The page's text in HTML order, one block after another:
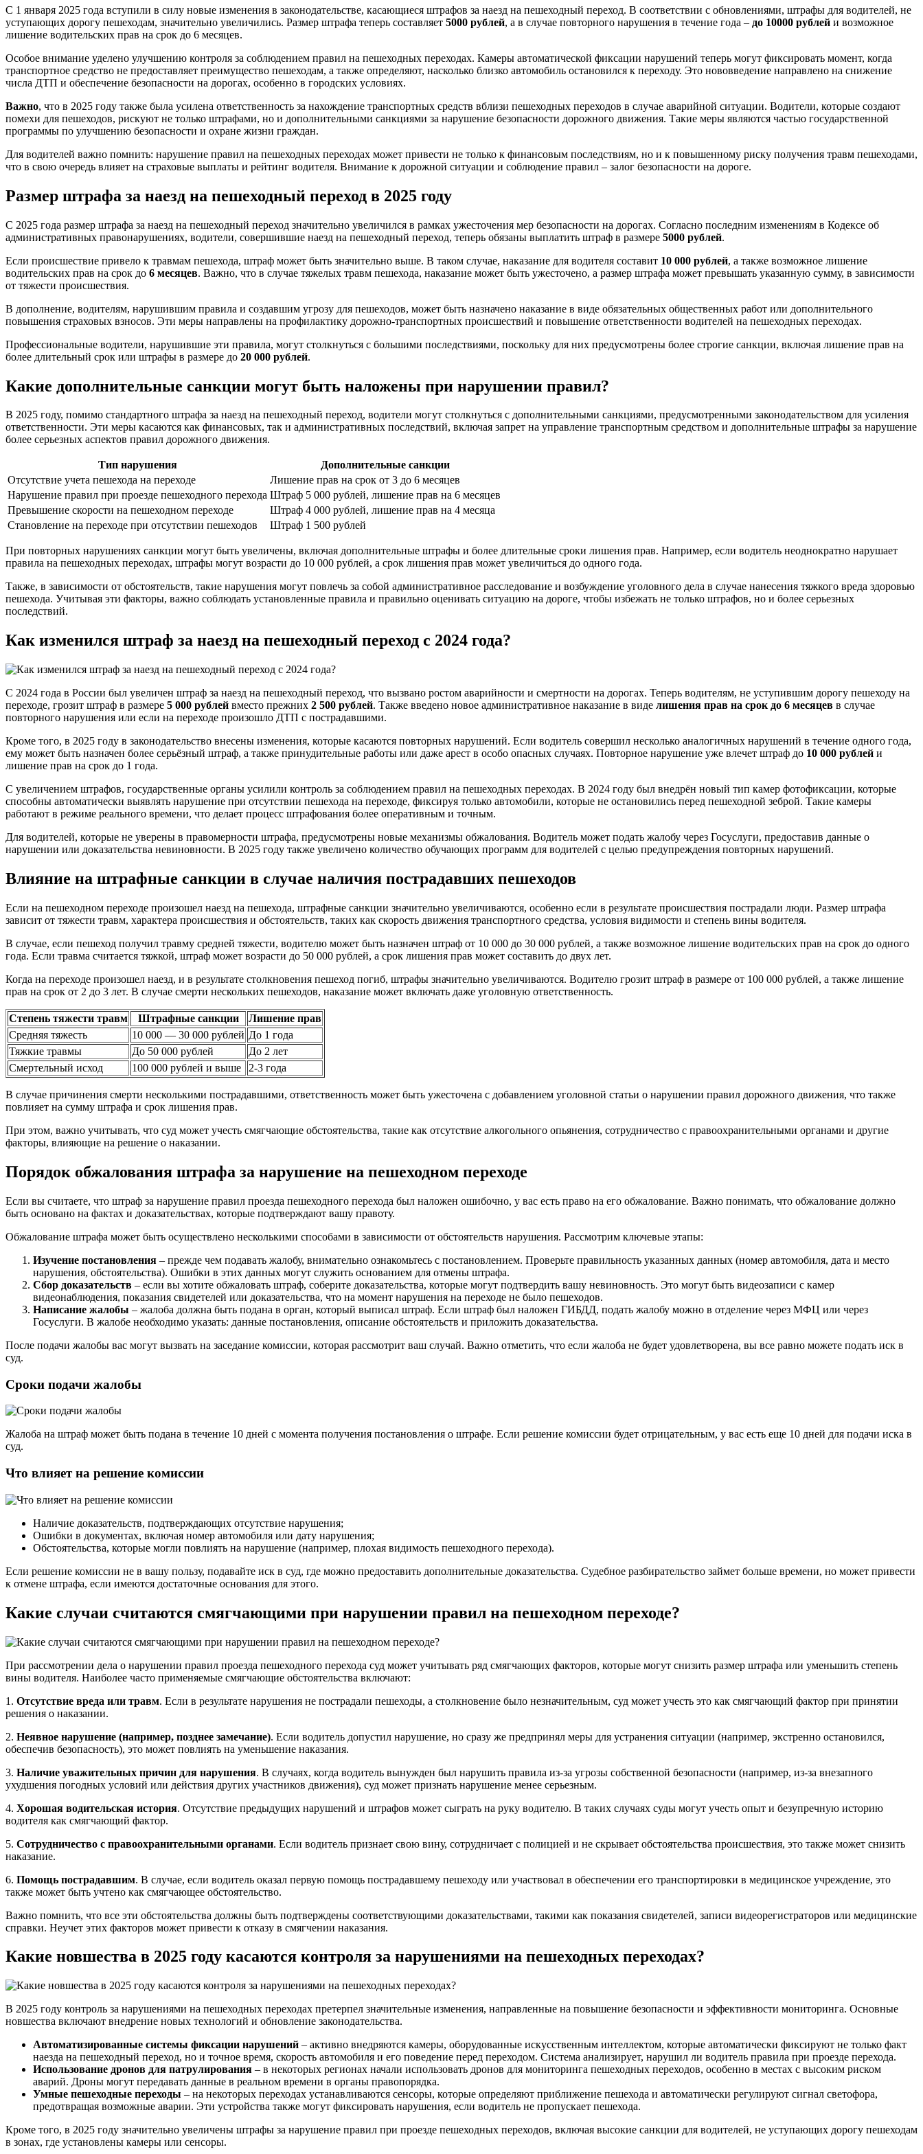
С 1 января 2025 года вступили в силу новые изменения в законодательстве, касающиеся штрафов за наезд на пешеходный переход. В соответствии с обновлениями, штрафы для водителей, не
уступающих дорогу пешеходам, значительно увеличились. Размер штрафа теперь составляет 5000 рублей, а в случае повторного нарушения в течение года – до 10000 рублей и возможное
лишение водительских прав на срок до 6 месяцев.
Особое внимание уделено улучшению контроля за соблюдением правил на пешеходных переходах. Камеры автоматической фиксации нарушений теперь могут фиксировать момент, когда
транспортное средство не предоставляет преимущество пешеходам, а также определяют, насколько близко автомобиль остановился к переходу. Это нововведение направлено на снижение
числа ДТП и обеспечение безопасности на дорогах, особенно в городских условиях.
Важно, что в 2025 году также была усилена ответственность за нахождение транспортных средств вблизи пешеходных переходов в случае аварийной ситуации. Водители, которые создают
помехи для пешеходов, рискуют не только штрафами, но и дополнительными санкциями за нарушение безопасности дорожного движения. Такие меры являются частью государственной
программы по улучшению безопасности и охране жизни граждан.
Для водителей важно помнить: нарушение правил на пешеходных переходах может привести не только к финансовым последствиям, но и к повышенному риску получения травм пешеходами,
что в свою очередь влияет на страховые выплаты и рейтинг водителя. Внимание к дорожной ситуации и соблюдение правил – залог безопасности на дороге.
Размер штрафа за наезд на пешеходный переход в 2025 году
С 2025 года размер штрафа за наезд на пешеходный переход значительно увеличился в рамках ужесточения мер безопасности на дорогах. Согласно последним изменениям в Кодексе об
административных правонарушениях, водители, совершившие наезд на пешеходный переход, теперь обязаны выплатить штраф в размере 5000 рублей.
Если происшествие привело к травмам пешехода, штраф может быть значительно выше. В таком случае, наказание для водителя составит 10 000 рублей, а также возможное лишение
водительских прав на срок до 6 месяцев. Важно, что в случае тяжелых травм пешехода, наказание может быть ужесточено, а размер штрафа может превышать указанную сумму, в зависимости
от тяжести происшествия.
В дополнение, водителям, нарушившим правила и создавшим угрозу для пешеходов, может быть назначено наказание в виде обязательных общественных работ или дополнительного
повышения страховых взносов. Эти меры направлены на профилактику дорожно-транспортных происшествий и повышение ответственности водителей на пешеходных переходах.
Профессиональные водители, нарушившие эти правила, могут столкнуться с большими последствиями, поскольку для них предусмотрены более строгие санкции, включая лишение прав на
более длительный срок или штрафы в размере до 20 000 рублей.
Какие дополнительные санкции могут быть наложены при нарушении правил?
В 2025 году, помимо стандартного штрафа за наезд на пешеходный переход, водители могут столкнуться с дополнительными санкциями, предусмотренными законодательством для усиления
ответственности. Эти меры касаются как финансовых, так и административных последствий, включая запрет на управление транспортным средством и дополнительные штрафы за нарушение
более серьезных аспектов правил дорожного движения.
Тип нарушения
Дополнительные санкции
Отсутствие учета пешехода на переходе
Лишение прав на срок от 3 до 6 месяцев
Нарушение правил при проезде пешеходного перехода Штраф 5 000 рублей, лишение прав на 6 месяцев
Превышение скорости на пешеходном переходе
Штраф 4 000 рублей, лишение прав на 4 месяца
Становление на переходе при отсутствии пешеходов
Штраф 1 500 рублей
При повторных нарушениях санкции могут быть увеличены, включая дополнительные штрафы и более длительные сроки лишения прав. Например, если водитель неоднократно нарушает
правила на пешеходных переходах, штрафы могут возрасти до 10 000 рублей, а срок лишения прав может увеличиться до одного года.
Также, в зависимости от обстоятельств, такие нарушения могут повлечь за собой административное расследование и возбуждение уголовного дела в случае нанесения тяжкого вреда здоровью
пешехода. Учитывая эти факторы, важно соблюдать установленные правила и правильно оценивать ситуацию на дороге, чтобы избежать не только штрафов, но и более серьезных
последствий.
Как изменился штраф за наезд на пешеходный переход с 2024 года?
С 2024 года в России был увеличен штраф за наезд на пешеходный переход, что вызвано ростом аварийности и смертности на дорогах. Теперь водителям, не уступившим дорогу пешеходу на
переходе, грозит штраф в размере 5 000 рублей вместо прежних 2 500 рублей. Также введено новое административное наказание в виде лишения прав на срок до 6 месяцев в случае
повторного нарушения или если на переходе произошло ДТП с пострадавшими.
Кроме того, в 2025 году в законодательство внесены изменения, которые касаются повторных нарушений. Если водитель совершил несколько аналогичных нарушений в течение одного года,
ему может быть назначен более серьёзный штраф, а также принудительные работы или даже арест в особо опасных случаях. Повторное нарушение уже влечет штраф до 10 000 рублей и
лишение прав на срок до 1 года.
С увеличением штрафов, государственные органы усилили контроль за соблюдением правил на пешеходных переходах. В 2024 году был внедрён новый тип камер фотофиксации, которые
способны автоматически выявлять нарушение при отсутствии пешехода на переходе, фиксируя только автомобили, которые не остановились перед пешеходной зеброй. Такие камеры
работают в режиме реального времени, что делает процесс штрафования более оперативным и точным.
Для водителей, которые не уверены в правомерности штрафа, предусмотрены новые механизмы обжалования. Водитель может подать жалобу через Госуслуги, предоставив данные о
нарушении или доказательства невиновности. В 2025 году также увеличено количество обучающих программ для водителей с целью предупреждения повторных нарушений.
Влияние на штрафные санкции в случае наличия пострадавших пешеходов
Если на пешеходном переходе произошел наезд на пешехода, штрафные санкции значительно увеличиваются, особенно если в результате происшествия пострадали люди. Размер штрафа
зависит от тяжести травм, характера происшествия и обстоятельств, таких как скорость движения транспортного средства, условия видимости и степень вины водителя.
В случае, если пешеход получил травму средней тяжести, водителю может быть назначен штраф от 10 000 до 30 000 рублей, а также возможное лишение водительских прав на срок до одного
года. Если травма считается тяжкой, штраф может возрасти до 50 000 рублей, а срок лишения прав может составить до двух лет.
Когда на переходе произошел наезд, и в результате столкновения пешеход погиб, штрафы значительно увеличиваются. Водителю грозит штраф в размере от 100 000 рублей, а также лишение
прав на срок от 2 до 3 лет. В случае смерти нескольких пешеходов, наказание может включать даже уголовную ответственность.
Степень тяжести травм Штрафные санкции
Лишение прав
Средняя тяжесть
10 000 — 30 000 рублей До 1 года
Тяжкие травмы
До 50 000 рублей
До 2 лет
Смертельный исход
100 000 рублей и выше 2-3 года
В случае причинения смерти несколькими пострадавшими, ответственность может быть ужесточена с добавлением уголовной статьи о нарушении правил дорожного движения, что также
повлияет на сумму штрафа и срок лишения прав.
При этом, важно учитывать, что суд может учесть смягчающие обстоятельства, такие как отсутствие алкогольного опьянения, сотрудничество с правоохранительными органами и другие
факторы, влияющие на решение о наказании.
Порядок обжалования штрафа за нарушение на пешеходном переходе
Если вы считаете, что штраф за нарушение правил проезда пешеходного перехода был наложен ошибочно, у вас есть право на его обжалование. Важно понимать, что обжалование должно
быть основано на фактах и доказательствах, которые подтверждают вашу правоту.
Обжалование штрафа может быть осуществлено несколькими способами в зависимости от обстоятельств нарушения. Рассмотрим ключевые этапы:
Изучение постановления – прежде чем подавать жалобу, внимательно ознакомьтесь с постановлением. Проверьте правильность указанных данных (номер автомобиля, дата и место
нарушения, обстоятельства). Ошибки в этих данных могут служить основанием для отмены штрафа.
Сбор доказательств – если вы хотите обжаловать штраф, соберите доказательства, которые могут подтвердить вашу невиновность. Это могут быть видеозаписи с камер
видеонаблюдения, показания свидетелей или доказательства, что на момент нарушения на переходе не было пешеходов.
Написание жалобы – жалоба должна быть подана в орган, который выписал штраф. Если штраф был наложен ГИБДД, подать жалобу можно в отделение через МФЦ или через
Госуслуги. В жалобе необходимо указать: данные постановления, описание обстоятельств и приложить доказательства.
После подачи жалобы вас могут вызвать на заседание комиссии, которая рассмотрит ваш случай. Важно отметить, что если жалоба не будет удовлетворена, вы все равно можете подать иск в
суд.
Сроки подачи жалобы
Жалоба на штраф может быть подана в течение 10 дней с момента получения постановления о штрафе. Если решение комиссии будет отрицательным, у вас есть еще 10 дней для подачи иска в
суд.
Что влияет на решение комиссии
Наличие доказательств, подтверждающих отсутствие нарушения;
Ошибки в документах, включая номер автомобиля или дату нарушения;
Обстоятельства, которые могли повлиять на нарушение (например, плохая видимость пешеходного перехода).
Если решение комиссии не в вашу пользу, подавайте иск в суд, где можно предоставить дополнительные доказательства. Судебное разбирательство займет больше времени, но может привести
к отмене штрафа, если имеются достаточные основания для этого.
Какие случаи считаются смягчающими при нарушении правил на пешеходном переходе?
При рассмотрении дела о нарушении правил проезда пешеходного перехода суд может учитывать ряд смягчающих факторов, которые могут снизить размер штрафа или уменьшить степень
вины водителя. Наиболее часто применяемые смягчающие обстоятельства включают:
1. Отсутствие вреда или травм. Если в результате нарушения не пострадали пешеходы, а столкновение было незначительным, суд может учесть это как смягчающий фактор при принятии
решения о наказании.
2. Неявное нарушение (например, позднее замечание). Если водитель допустил нарушение, но сразу же предпринял меры для устранения ситуации (например, экстренно остановился,
обеспечив безопасность), это может повлиять на уменьшение наказания.
3. Наличие уважительных причин для нарушения. В случаях, когда водитель вынужден был нарушить правила из-за угрозы собственной безопасности (например, из-за внезапного
ухудшения погодных условий или действия других участников движения), суд может признать нарушение менее серьезным.
4. Хорошая водительская история. Отсутствие предыдущих нарушений и штрафов может сыграть на руку водителю. В таких случаях суды могут учесть опыт и безупречную историю
водителя как смягчающий фактор.
5. Сотрудничество с правоохранительными органами. Если водитель признает свою вину, сотрудничает с полицией и не скрывает обстоятельства происшествия, это также может снизить
наказание.
6. Помощь пострадавшим. В случае, если водитель оказал первую помощь пострадавшему пешеходу или участвовал в обеспечении его транспортировки в медицинское учреждение, это
также может быть учтено как смягчающее обстоятельство.
Важно помнить, что все эти обстоятельства должны быть подтверждены соответствующими доказательствами, такими как показания свидетелей, записи видеорегистраторов или медицинские
справки. Неучет этих факторов может привести к отказу в смягчении наказания.
Какие новшества в 2025 году касаются контроля за нарушениями на пешеходных переходах?
В 2025 году контроль за нарушениями на пешеходных переходах претерпел значительные изменения, направленные на повышение безопасности и эффективности мониторинга. Основные
новшества включают внедрение новых технологий и обновление законодательства.
Автоматизированные системы фиксации нарушений – активно внедряются камеры, оборудованные искусственным интеллектом, которые автоматически фиксируют не только факт
наезда на пешеходный переход, но и точное время, скорость автомобиля и его поведение перед переходом. Система анализирует, нарушил ли водитель правила при проезде перехода.
Использование дронов для патрулирования – в некоторых регионах начали использовать дронов для мониторинга пешеходных переходов, особенно в местах с высоким риском
аварий. Дроны могут передавать данные в реальном времени в органы правопорядка.
Умные пешеходные переходы – на некоторых переходах устанавливаются сенсоры, которые определяют приближение пешехода и автоматически регулируют сигнал светофора,
предотвращая возможные аварии. Эти устройства также могут фиксировать нарушения, если водитель не пропускает пешехода.
Кроме того, в 2025 году значительно увеличены штрафы за нарушение правил при проезде пешеходных переходов, включая высокие санкции для водителей, не уступающих дорогу пешеходам
в зонах, где установлены камеры или сенсоры.